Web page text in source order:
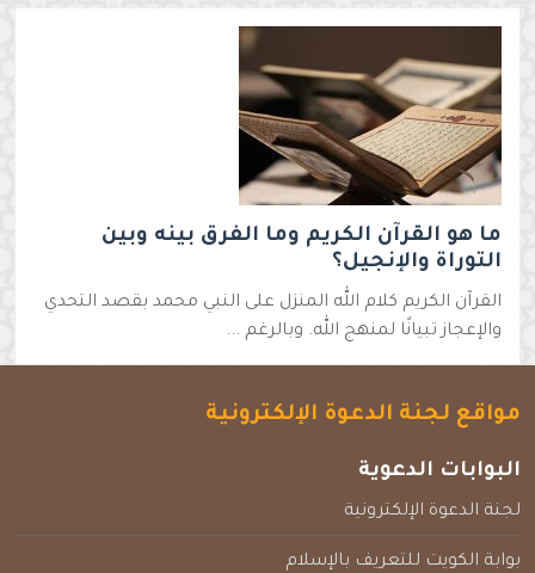
ما هو القرآن الكريم وما الفرق بينه وبين
التوراة والإنجيل؟
القرآن الكريم كلام الله المنزل على النبي محمد بقصد التحدي
والإعجاز تبيانًا لمنهج الله. وبالرغم ...
مواقع لجنة الدعوة الإلكترونية
البوابات الدعوية
لجنة الدعوة الإلكترونية
بوابة الكويت للتعريف بالإسلام